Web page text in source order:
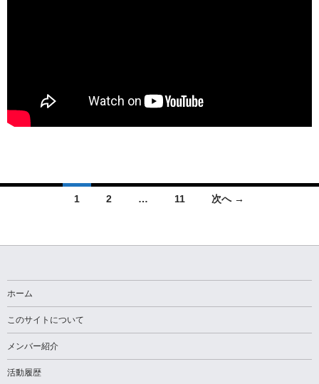
ナ
ゲ
ー
シ
ョ
1 2 … 11 次へ →
ホーム
このサイトについて
メンバー紹介
活動履歴